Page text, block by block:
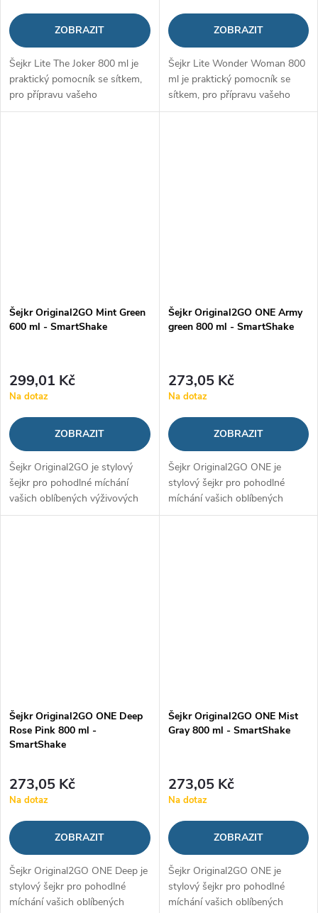
ZOBRAZIT
Šejkr Lite The Joker 800 ml je
praktický pomocník se sítkem,
pro přípravu vašeho
proteinového šejku, gaineru či
ZOBRAZIT
Šejkr Lite Wonder Woman 800
ml je praktický pomocník se
sítkem, pro přípravu vašeho
proteinového šejku, gaineru či
Šejkr Original2GO Mint Green
600 ml - SmartShake
299,01 Kč
Na dotaz
ZOBRAZIT
Šejkr Original2GO je stylový
šejkr pro pohodlné míchání
vašich oblíbených výživových
doplňků. Potěší vás svým
Šejkr Original2GO ONE Army
green 800 ml - SmartShake
273,05 Kč
Na dotaz
ZOBRAZIT
Šejkr Original2GO ONE je
stylový šejkr pro pohodlné
míchání vašich oblíbených
výživových doplňků. Potěší vás
Šejkr Original2GO ONE Deep
Rose Pink 800 ml -
SmartShake
273,05 Kč
Na dotaz
ZOBRAZIT
Šejkr Original2GO ONE Deep je
stylový šejkr pro pohodlné
míchání vašich oblíbených
Šejkr Original2GO ONE Mist
Gray 800 ml - SmartShake
273,05 Kč
Na dotaz
ZOBRAZIT
Šejkr Original2GO ONE je
stylový šejkr pro pohodlné
míchání vašich oblíbených